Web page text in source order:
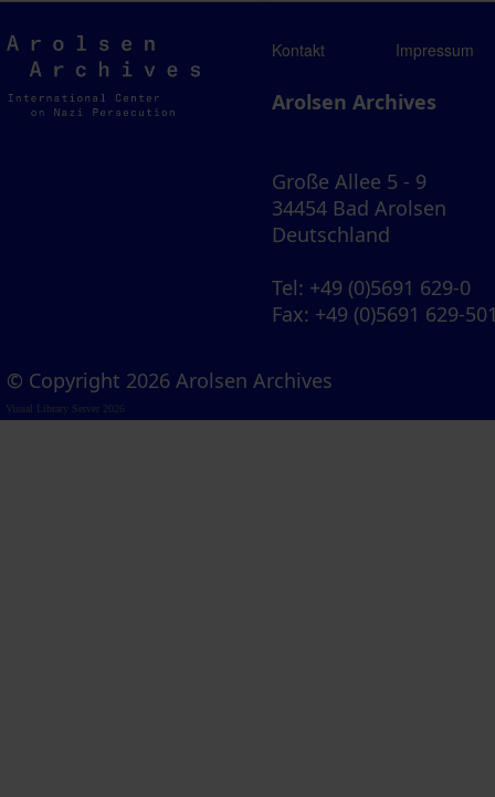
Arolsen
Archives
Kontakt Impressum
Arolsen Archives
Große Allee 5 - 9
34454 Bad Arolsen
Deutschland
Tel: +49 (0)5691 629-0
Fax: +49 (0)5691 629-
© Copyright 2026 Arolsen Archives
Visual Library Server 2026